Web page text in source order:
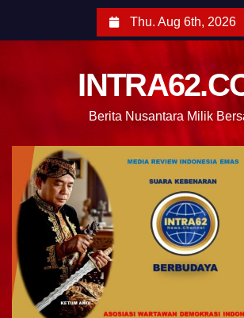
Thu. Aug 6th, 2026
Berita Nusantara Milik